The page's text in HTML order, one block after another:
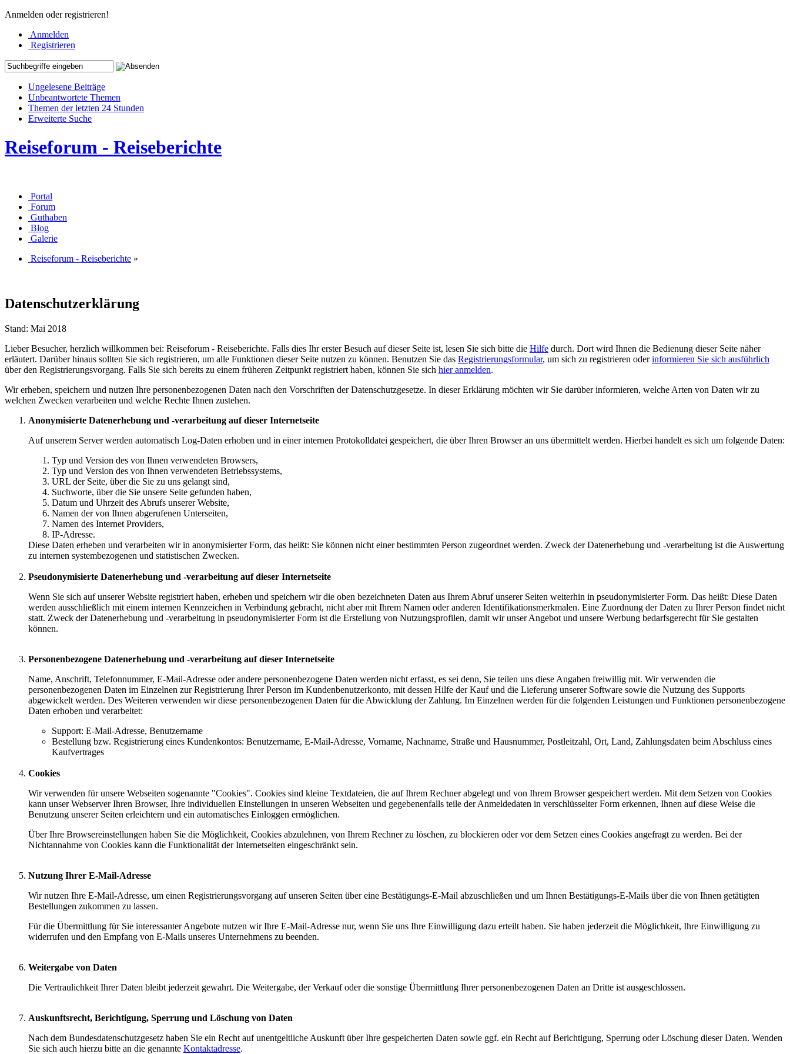
Anmelden oder registrieren!
Anmelden
Registrieren
Ungelesene Beiträge
Unbeantwortete Themen
Themen der letzten 24 Stunden
Erweiterte Suche
Reiseforum - Reiseberichte
Portal
Forum
Guthaben
Blog
Galerie
Reiseforum - Reiseberichte »
Datenschutzerklärung
Stand: Mai 2018
Lieber Besucher, herzlich willkommen bei: Reiseforum - Reiseberichte. Falls dies Ihr erster Besuch auf dieser Seite ist, lesen Sie sich bitte die Hilfe durch. Dort wird Ihnen die Bedienung dieser Seite näher
erläutert. Darüber hinaus sollten Sie sich registrieren, um alle Funktionen dieser Seite nutzen zu können. Benutzen Sie das Registrierungsformular, um sich zu registrieren oderinformieren Sie sich ausführlich
über den Registrierungsvorgang. Falls Sie sich bereits zu einem früheren Zeitpunkt registriert haben, können Sie sich hier anmelden.
Wir erheben, speichern und nutzen Ihre personenbezogenen Daten nach den Vorschriften der Datenschutzgesetze. In dieser Erklärung möchten wir Sie darüber informieren, welche Arten von Daten wir zu
welchen Zwecken verarbeiten und welche Rechte Ihnen zustehen.
Anonymisierte Datenerhebung und -verarbeitung auf dieser Internetseite
Auf unserem Server werden automatisch Log-Daten erhoben und in einer internen Protokolldatei gespeichert, die über Ihren Browser an uns übermittelt werden. Hierbei handelt es sich um folgende Daten:
Typ und Version des von Ihnen verwendeten Browsers,
Typ und Version des von Ihnen verwendeten Betriebssystems,
URL der Seite, über die Sie zu uns gelangt sind,
Suchworte, über die Sie unsere Seite gefunden haben,
Datum und Uhrzeit des Abrufs unserer Website,
Namen der von Ihnen abgerufenen Unterseiten,
Namen des Internet Providers,
IP-Adresse.
Diese Daten erheben und verarbeiten wir in anonymisierter Form, das heißt: Sie können nicht einer bestimmten Person zugeordnet werden. Zweck der Datenerhebung und -verarbeitung ist die Auswertung
zu internen systembezogenen und statistischen Zwecken.
Pseudonymisierte Datenerhebung und -verarbeitung auf dieser Internetseite
Wenn Sie sich auf unserer Website registriert haben, erheben und speichern wir die oben bezeichneten Daten aus Ihrem Abruf unserer Seiten weiterhin in pseudonymisierter Form. Das heißt: Diese Daten
werden ausschließlich mit einem internen Kennzeichen in Verbindung gebracht, nicht aber mit Ihrem Namen oder anderen Identifikationsmerkmalen. Eine Zuordnung der Daten zu Ihrer Person findet nicht
statt. Zweck der Datenerhebung und -verarbeitung in pseudonymisierter Form ist die Erstellung von Nutzungsprofilen, damit wir unser Angebot und unsere Werbung bedarfsgerecht für Sie gestalten
können.
Personenbezogene Datenerhebung und -verarbeitung auf dieser Internetseite
Name, Anschrift, Telefonnummer, E-Mail-Adresse oder andere personenbezogene Daten werden nicht erfasst, es sei denn, Sie teilen uns diese Angaben freiwillig mit. Wir verwenden die
personenbezogenen Daten im Einzelnen zur Registrierung Ihrer Person im Kundenbenutzerkonto, mit dessen Hilfe der Kauf und die Lieferung unserer Software sowie die Nutzung des Supports
abgewickelt werden. Des Weiteren verwenden wir diese personenbezogenen Daten für die Abwicklung der Zahlung. Im Einzelnen werden für die folgenden Leistungen und Funktionen personenbezogene
Daten erhoben und verarbeitet:
Support: E-Mail-Adresse, Benutzername
Bestellung bzw. Registrierung eines Kundenkontos: Benutzername, E-Mail-Adresse, Vorname, Nachname, Straße und Hausnummer, Postleitzahl, Ort, Land, Zahlungsdaten beim Abschluss eines
Kaufvertrages
Cookies
Wir verwenden für unsere Webseiten sogenannte "Cookies". Cookies sind kleine Textdateien, die auf Ihrem Rechner abgelegt und von Ihrem Browser gespeichert werden. Mit dem Setzen von Cookies
kann unser Webserver Ihren Browser, Ihre individuellen Einstellungen in unseren Webseiten und gegebenenfalls teile der Anmeldedaten in verschlüsselter Form erkennen, Ihnen auf diese Weise die
Benutzung unserer Seiten erleichtern und ein automatisches Einloggen ermöglichen.
Über Ihre Browsereinstellungen haben Sie die Möglichkeit, Cookies abzulehnen, von Ihrem Rechner zu löschen, zu blockieren oder vor dem Setzen eines Cookies angefragt zu werden. Bei der
Nichtannahme von Cookies kann die Funktionalität der Internetseiten eingeschränkt sein.
Nutzung Ihrer E-Mail-Adresse
Wir nutzen Ihre E-Mail-Adresse, um einen Registrierungsvorgang auf unseren Seiten über eine Bestätigungs-E-Mail abzuschließen und um Ihnen Bestätigungs-E-Mails über die von Ihnen getätigten
Bestellungen zukommen zu lassen.
Für die Übermittlung für Sie interessanter Angebote nutzen wir Ihre E-Mail-Adresse nur, wenn Sie uns Ihre Einwilligung dazu erteilt haben. Sie haben jederzeit die Möglichkeit, Ihre Einwilligung zu
widerrufen und den Empfang von E-Mails unseres Unternehmens zu beenden.
Weitergabe von Daten
Die Vertraulichkeit Ihrer Daten bleibt jederzeit gewahrt. Die Weitergabe, der Verkauf oder die sonstige Übermittlung Ihrer personenbezogenen Daten an Dritte ist ausgeschlossen.
Auskunftsrecht, Berichtigung, Sperrung und Löschung von Daten
Nach dem Bundesdatenschutzgesetz haben Sie ein Recht auf unentgeltliche Auskunft über Ihre gespeicherten Daten sowie ggf. ein Recht auf Berichtigung, Sperrung oder Löschung dieser Daten. Wenden
Sie sich auch hierzu bitte an die genannte Kontaktadresse.